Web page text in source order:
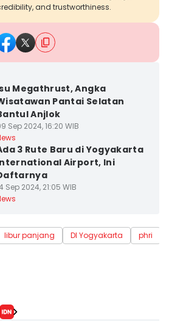
and trustworthiness.
Megathrust, Angka
Pantai Selatan
Anjlok
Sep 2024, 16:20 WIB
3 Rute Baru di Yogyakarta
Airport, Ini
Sep 2024, 21:05 WIB
libur panjang DI Yogyakarta phri